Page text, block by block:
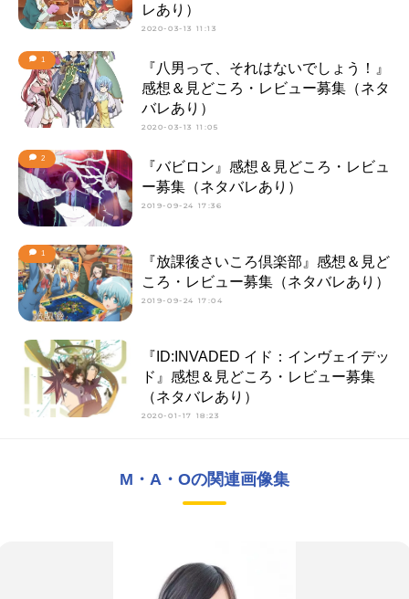
レあり）
2020-03-13 11:13
1
『八男って、それはないでしょう！』
感想＆見どころ・レビュー募集（ネタ
バレあり）
2020-03-13 11:05
2
『バビロン』感想＆見どころ・レビュ
ー募集（ネタバレあり）
2019-09-24 17:36
1
『放課後さいころ倶楽部』感想＆見ど
ころ・レビュー募集（ネタバレあり）
2019-09-24 17:04
『ID:INVADED イド：インヴェイデッ
ド』感想＆見どころ・レビュー募集
（ネタバレあり）
2020-01-17 18:23
M・A・Oの関連画像集